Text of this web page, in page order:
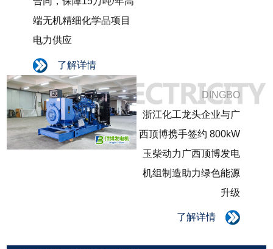
端无机精细化学品项目
电力供应
了解详情
DINGBO
浙江化工龙头企业与广
西顶博携手签约 800kW
玉柴动力广西顶博发电
机组制造助力绿色能源
升级
了解详情